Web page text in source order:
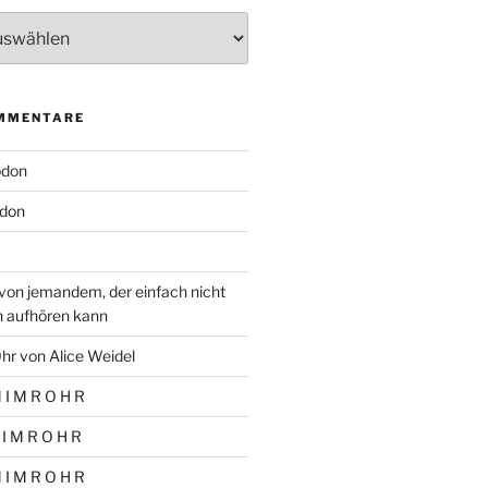
jemandem, der einfach nicht
aufhören kann
von Alice Weidel
I M R O H R
M R O H R
I M R O H R